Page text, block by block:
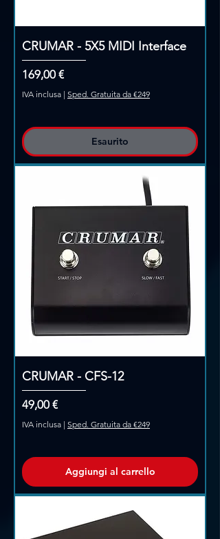
CRUMAR - 5X5 MIDI Interface
Prezzo
169,00 €
IVA inclusa | Sped. Gratuita da €249
Esaurito
CRUMAR - CFS-12
Prezzo
49,00 €
IVA inclusa | Sped. Gratuita da €249
Aggiungi al carrello